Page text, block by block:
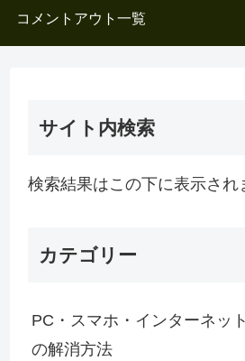
コメントアウト一覧
サイト内検索
検索結果はこの下に表示され
カテゴリー
PC・スマホ・インターネッ
の解消方法